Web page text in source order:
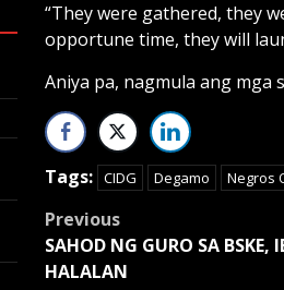
“They were gathered, they
opportune time, they will
Aniya pa, nagmula ang mga
Tags: CIDG Degamo Negros
Post
navigation
Previous
SAHOD NG GURO SA BSKE,
HALALAN